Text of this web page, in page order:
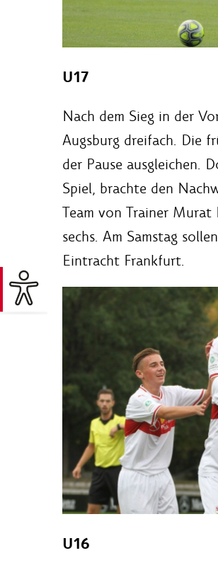
U17
Nach dem Sieg in der
Augsburg dreifach. Die
der Pause ausgleichen.
Spiel, brachte den
Team von Trainer
sechs. Am Samstag
Eintracht Frankfurt.
U16